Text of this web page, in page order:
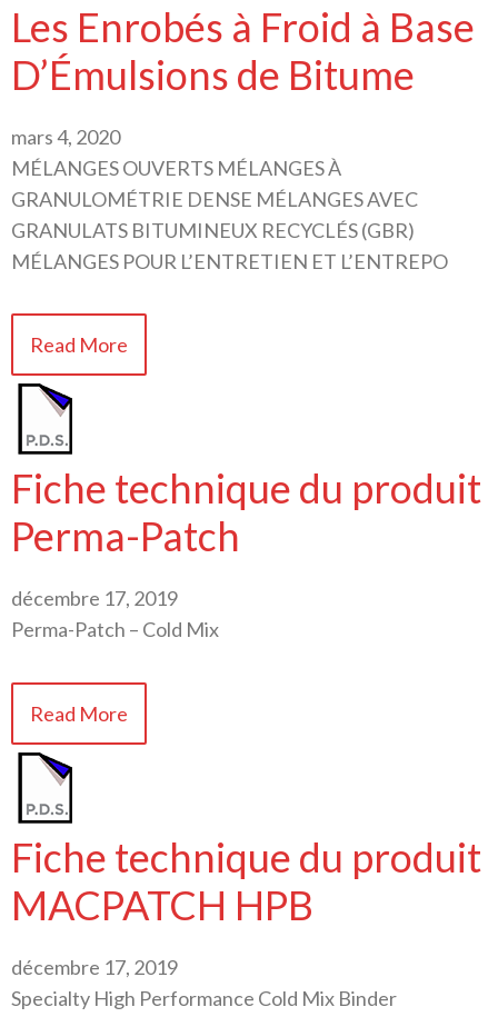
Les Enrobés à Froid à Base
D’Émulsions de Bitume
mars 4, 2020
MÉLANGES OUVERTS MÉLANGES À
GRANULOMÉTRIE DENSE MÉLANGES AVEC
GRANULATS BITUMINEUX RECYCLÉS (GBR)
MÉLANGES POUR L’ENTRETIEN ET L’ENTREPO
Read More
Fiche technique du produit
Perma-Patch
décembre 17, 2019
Perma-Patch – Cold Mix
Read More
Fiche technique du produit
MACPATCH HPB
décembre 17, 2019
Specialty High Performance Cold Mix Binder